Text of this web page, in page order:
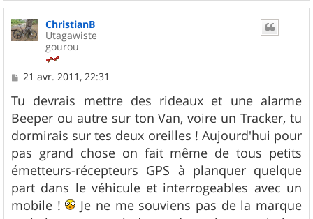
ChristianB
Utagawiste
gourou
M
s
s
a
g
e
21 avr. 2011, 22:31
Tu devrais mettre des rideaux et une alarme
Beeper ou autre sur ton Van, voire un Tracker, tu
dormirais sur tes deux oreilles ! Aujourd'hui pour
pas grand chose on fait même de tous petits
émetteurs-récepteurs GPS à planquer quelque
part dans le véhicule et interrogeables avec un
mobile !
Je ne me souviens pas de la marque